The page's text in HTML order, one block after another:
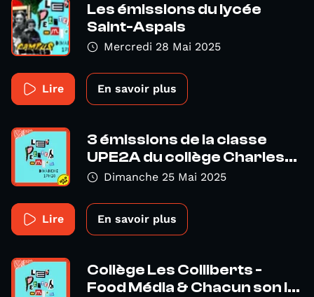
Les émissions du lycée
Saint-Aspais
Mercredi 28 Mai 2025
Lire En savoir plus
3 émissions de la classe
UPE2A du collège Charles...
Dimanche 25 Mai 2025
Lire En savoir plus
Collège Les Colliberts -
Food Média & Chacun son l...